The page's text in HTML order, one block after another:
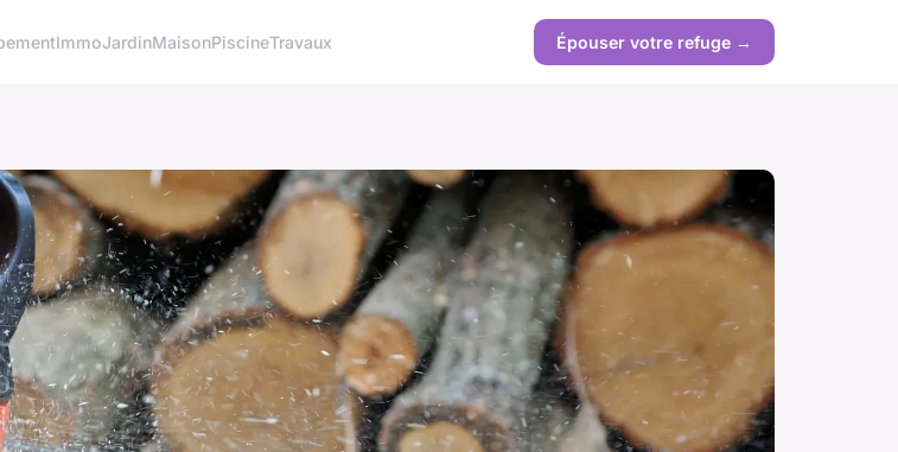
ImmoJardinMaisonPiscineTravaux Épouser votre refuge →